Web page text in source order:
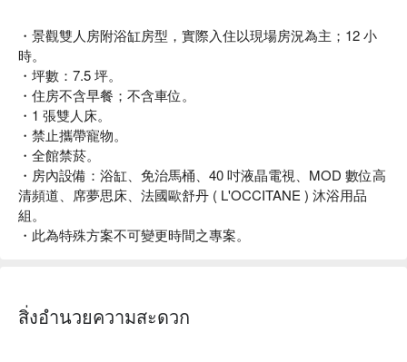
・景觀雙人房附浴缸房型，實際入住以現場房況為主；12 小
時。
・坪數：7.5 坪。
・住房不含早餐；不含車位。
・1 張雙人床。
・禁止攜帶寵物。
・全館禁菸。
・房內設備：浴缸、免治馬桶、40 吋液晶電視、MOD 數位高
清頻道、席夢思床、法國歐舒丹 ( L'OCCITANE ) 沐浴用品
組。
・此為特殊方案不可變更時間之專案。
สิ่งอำนวยความสะดวก